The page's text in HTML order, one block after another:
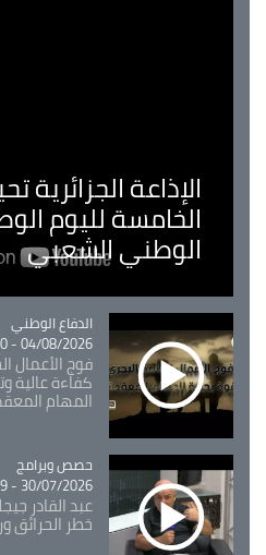
الإذاعة الجزائرية
الخامسة لليوم
الوطني الشعبي
Catégorie
الدفاع الوطني
04/08/2026 - 12:10
فوج الأعمال
كفاءة عالية
المهام المعقدة
Catégorie
حصص وبرامج
30/07/2026 - 09:49
عبد القادر
خطر الحرائق